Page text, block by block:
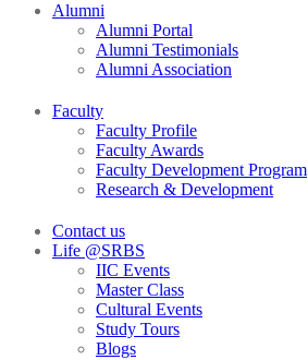
Alumni
Alumni Portal
Alumni Testimonials
Alumni Association
Faculty
Faculty Profile
Faculty Awards
Faculty Development Program
Research & Development
Contact us
Life @SRBS
IIC Events
Master Class
Cultural Events
Study Tours
Blogs